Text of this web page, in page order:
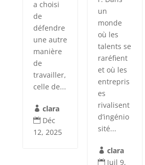
a choisi
de
défendre
une autre
manière
de
travailler,
celle de...
 clara
 Déc
12, 2025
un
monde
où les
talents se
raréfient
et où les
entrepris
es
rivalisent
d’ingénio
sité...
 clara
 Juil 9,